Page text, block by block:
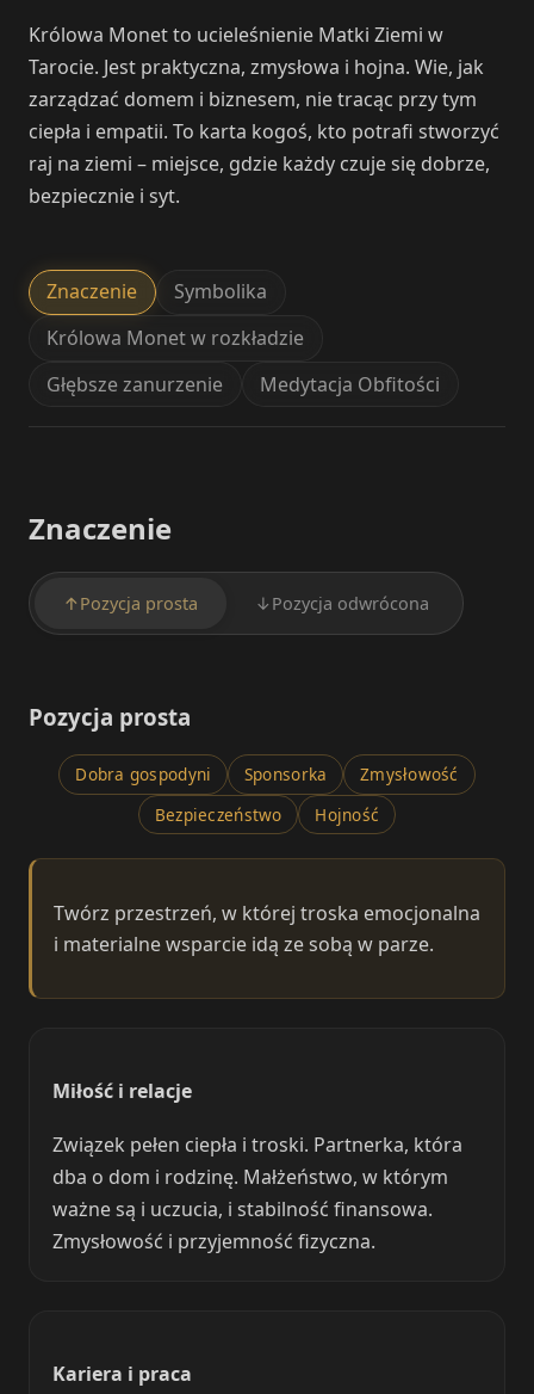
Królowa Monet to ucieleśnienie Matki Ziemi w
Tarocie. Jest praktyczna, zmysłowa i hojna. Wie, jak
zarządzać domem i biznesem, nie tracąc przy tym
ciepła i empatii. To karta kogoś, kto potrafi stworzyć
raj na ziemi – miejsce, gdzie każdy czuje się dobrze,
bezpiecznie i syt.
Znaczenie
Symbolika
Królowa Monet w rozkładzie
Głębsze zanurzenie
Medytacja Obfitości
Znaczenie
↑ Pozycja prosta ↓ Pozycja odwrócona
Pozycja prosta
Dobra gospodyni Sponsorka
Zmysłowość
Bezpieczeństwo
Hojność
Twórz przestrzeń, w której troska emocjonalna
i materialne wsparcie idą ze sobą w parze.
Miłość i relacje
Związek pełen ciepła i troski. Partnerka, która
dba o dom i rodzinę. Małżeństwo, w którym
ważne są i uczucia, i stabilność finansowa.
Zmysłowość i przyjemność fizyczna.
Kariera i praca